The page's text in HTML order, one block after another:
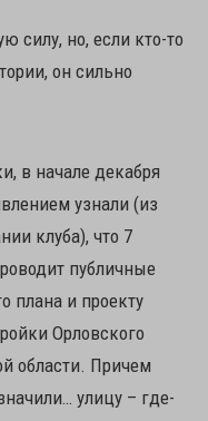
силу, но, если кто-то
он сильно
в начале декабря
узнали (из
клуба), что 7
публичные
плана и проекту
Орловского
области. Причем
улицу – где-